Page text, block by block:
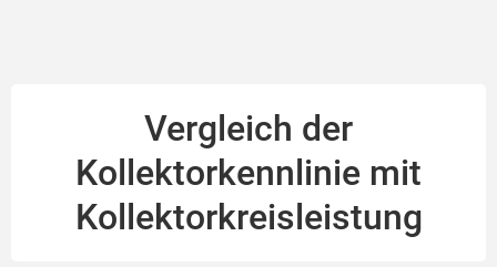
Vergleich der
Kollektorkennlinie mit
Kollektorkreisleistung